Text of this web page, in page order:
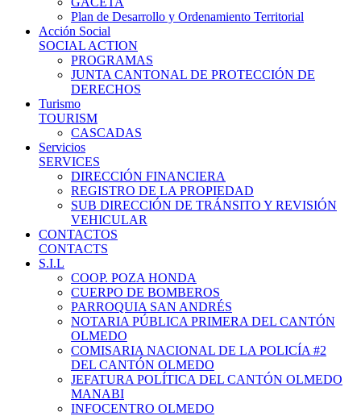
Plan de Desarrollo y Ordenamiento Territorial
Acción Social
SOCIAL ACTION
PROGRAMAS
JUNTA CANTONAL DE PROTECCIÓN DE
DERECHOS
Turismo
TOURISM
CASCADAS
Servicios
SERVICES
DIRECCIÓN FINANCIERA
REGISTRO DE LA PROPIEDAD
SUB DIRECCIÓN DE TRÁNSITO Y REVISIÓN
VEHICULAR
CONTACTOS
CONTACTS
S.I.L
COOP. POZA HONDA
CUERPO DE BOMBEROS
PARROQUIA SAN ANDRÉS
NOTARIA PÚBLICA PRIMERA DEL CANTÓN
OLMEDO
COMISARIA NACIONAL DE LA POLICÍA #2
DEL CANTÓN OLMEDO
JEFATURA POLÍTICA DEL CANTÓN OLMEDO
MANABI
INFOCENTRO OLMEDO